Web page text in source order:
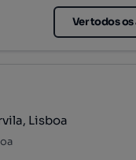
Ver todos
Lisboa